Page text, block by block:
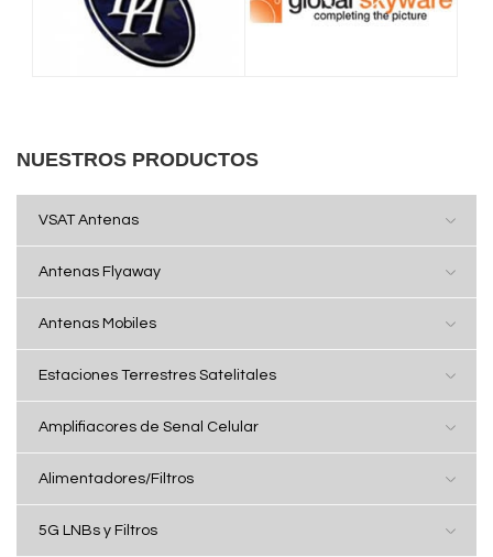
NUESTROS PRODUCTOS
VSAT Antenas
Antenas Flyaway
Antenas Mobiles
Estaciones Terrestres Satelitales
Amplifiacores de Senal Celular
Alimentadores/Filtros
5G LNBs y Filtros